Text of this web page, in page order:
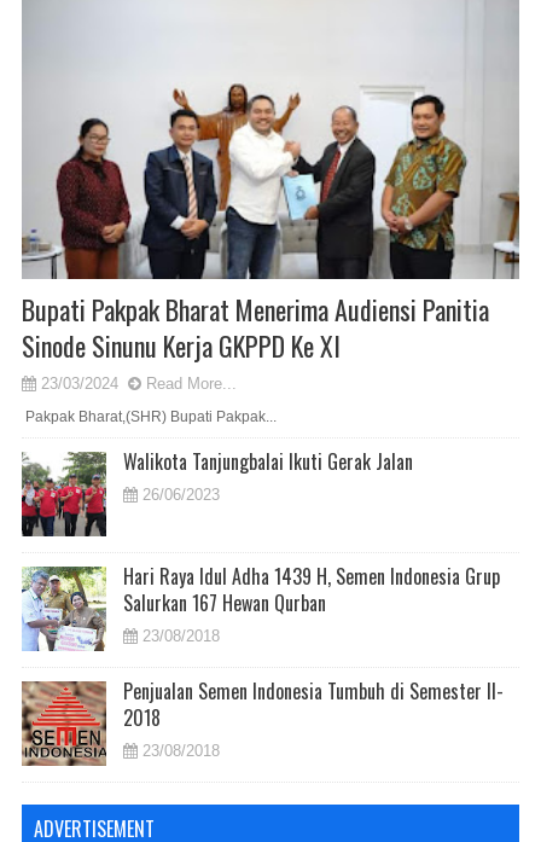
Bupati Pakpak Bharat Menerima Audiensi Panitia
Sinode Sinunu Kerja GKPPD Ke XI
23/03/2024 Read More...
Pakpak Bharat,(SHR) Bupati Pakpak...
Walikota Tanjungbalai Ikuti Gerak Jalan
26/06/2023
Hari Raya Idul Adha 1439 H, Semen Indonesia Grup
Salurkan 167 Hewan Qurban
23/08/2018
Penjualan Semen Indonesia Tumbuh di Semester II-
2018
23/08/2018
ADVERTISEMENT